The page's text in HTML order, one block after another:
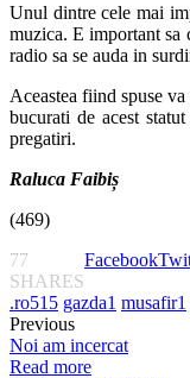
Unul dintre cele mai
muzica. E important sa
radio sa se auda in
Aceastea fiind spuse
bucurati de acest
pregatiri.
Raluca Faibiș
(469)
77
SHARES
Facebook
.ro515 gazda1 musafir1
Previous
Noi am incercat
Read more